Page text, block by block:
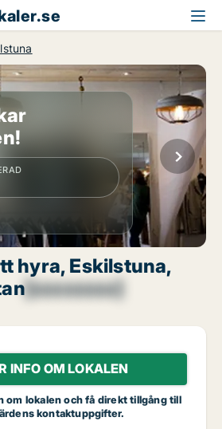
hyra, Eskilstuna,
[xxxxxxxx]
INFO OM LOKALEN
om lokalen och få direkt tillgång till
kontaktuppgifter.